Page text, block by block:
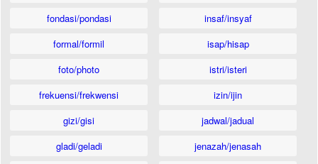
fondasi/pondasi
formal/formil
foto/photo
frekuensi/frekwensi
gizi/gisi
gladi/geladi
insaf/insyaf
isap/hisap
istri/isteri
izin/ijin
jadwal/jadual
jenazah/jenasah